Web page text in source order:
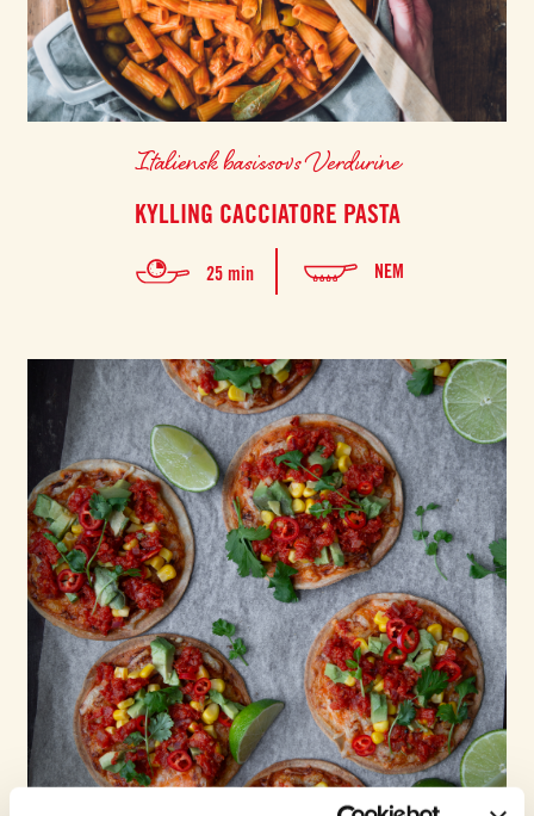
Italiensk basissovs Verdurine
KYLLING CACCIATORE PASTA
25 min NEM